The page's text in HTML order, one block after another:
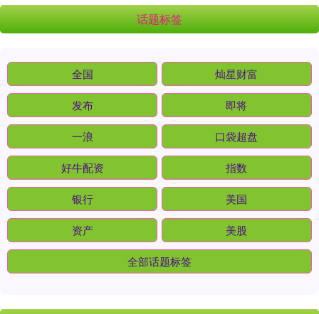
话题标签
全国 灿星财富
发布 即将
一浪 口袋超盘
好牛配资 指数
银行 美国
资产 美股
全部话题标签